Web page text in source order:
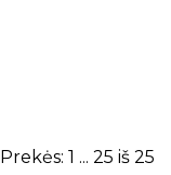
Prekės: 1 ... 25 iš 25